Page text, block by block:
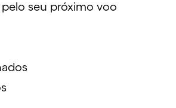
seu próximo voo